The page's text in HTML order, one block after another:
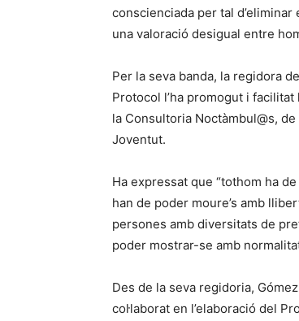
conscienciada per tal
una valoració desigual entre
Per la seva banda, la regidora
Protocol l’ha promogut i facilitat
la Consultoria Noctàmbul@s,
Joventut.
Ha expressat que “tothom ha
han de poder moure’s amb
persones amb diversitats de
poder mostrar-se amb
Des de la seva regidoria,
col·laborat en l’elaboració del